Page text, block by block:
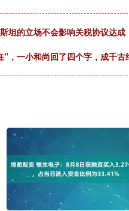
坦的立场不会影响关税协议达成
，一小和尚回了四个字，成千